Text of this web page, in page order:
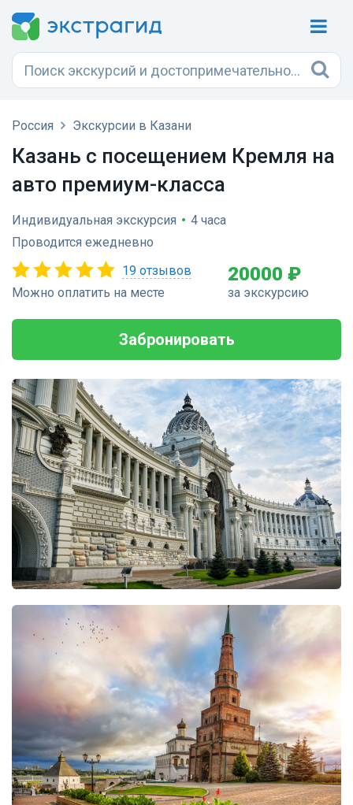
Россия Экскурсии в Казани
Казань с посещением Кремля на
авто премиум-класса
Индивидуальная экскурсия • 4 часа
Проводится ежедневно
19 отзывов
Можно оплатить на месте
20000 ₽
за экскурсию
Забронировать